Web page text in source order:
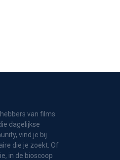
van films
dagelijkse
vind je bij
die je zoekt. Of
in de bioscoop